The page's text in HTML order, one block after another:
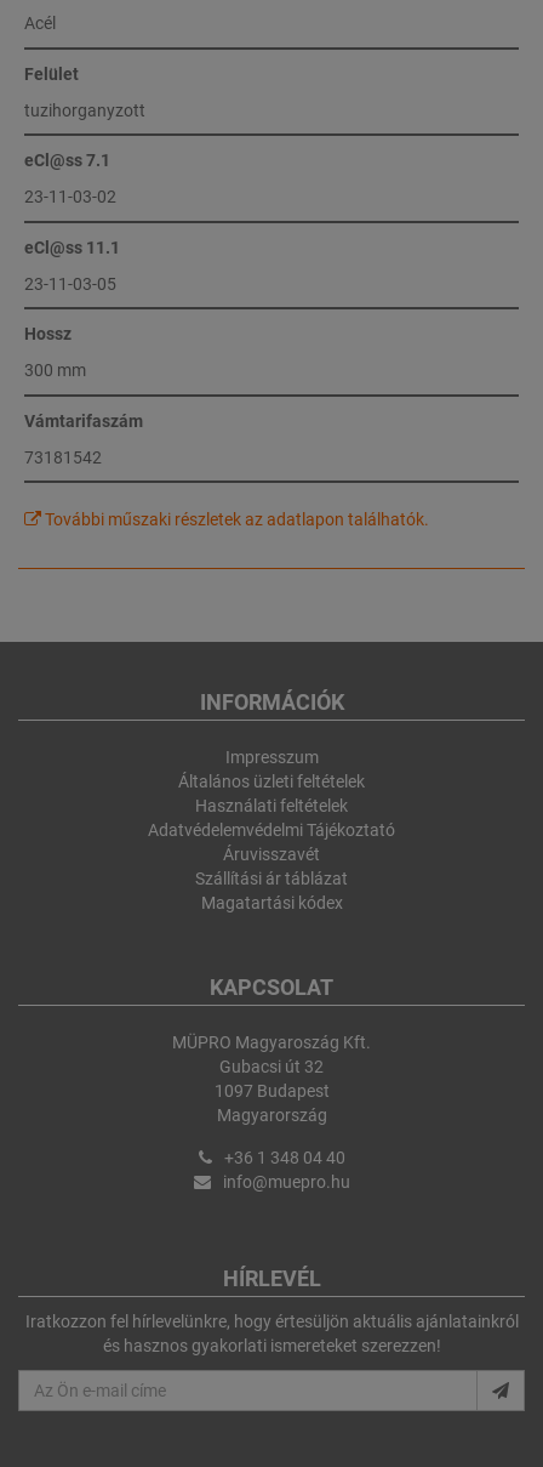
Acél
Felület
tuzihorganyzott
eCl@ss 7.1
23-11-03-02
eCl@ss 11.1
23-11-03-05
Hossz
300 mm
Vámtarifaszám
73181542
További műszaki részletek az adatlapon találhatók.
INFORMÁCIÓK
Impresszum
Általános üzleti feltételek
Használati feltételek
Adatvédelemvédelmi Tájékoztató
Áruvisszavét
Szállítási ár táblázat
Magatartási kódex
KAPCSOLAT
MÜPRO Magyaroszág Kft.
Gubacsi út 32
1097 Budapest
Magyarország
+36 1 348 04 40
info@muepro.hu
HÍRLEVÉL
Iratkozzon fel hírlevelünkre, hogy értesüljön aktuális ajánlatainkról
és hasznos gyakorlati ismereteket szerezzen!